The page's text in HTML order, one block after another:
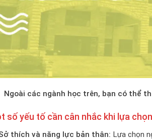
Ngoài các ngành học trên, bạn có thể
số yếu tố cần cân nhắc khi lựa
thích và năng lực bản thân: Lựa chọn